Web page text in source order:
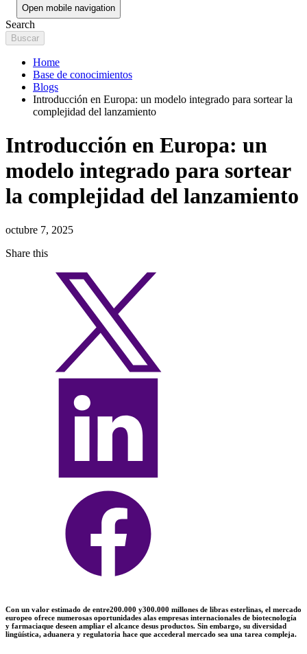
Open mobile navigation
Search
Home
Base de conocimientos
Blogs
Introducción en Europa: un modelo integrado para sortear la
complejidad del lanzamiento
Introducción en Europa: un
modelo integrado para sortear
la complejidad del lanzamiento
octubre 7, 2025
Share this
Con un valor estimado de entre200.000 y300.000 millones de libras esterlinas, el mercado
europeo ofrece numerosas oportunidades alas empresas internacionales de biotecnología
y farmaciaque deseen ampliar el alcance desus productos. Sin embargo, su diversidad
lingüística, aduanera y regulatoria hace que accederal mercado sea una tarea compleja.